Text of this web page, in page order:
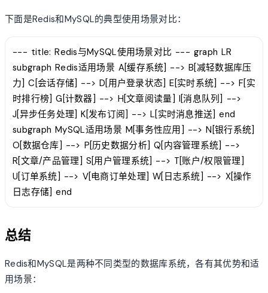
下面是Redis和MySQL的典型使用场景对比：
--- title: Redis与MySQL使用场景对比 --- graph LR
subgraph Redis适用场景 A[缓存系统] --> B[减轻数据库压
力] C[会话存储] --> D[用户登录状态] E[实时系统] --> F[实
时排行榜] G[计数器] --> H[文章阅读量] I[消息队列] -->
J[异步任务处理] K[发布订阅] --> L[实时消息推送] end
subgraph MySQL适用场景 M[事务性应用] --> N[银行系统]
O[数据仓库] --> P[历史数据分析] Q[内容管理系统] -->
R[文章/产品管理] S[用户管理系统] --> T[账户/权限管理]
U[订单系统] --> V[电商订单处理] W[日志系统] --> X[操作
日志存储] end
总结
Redis和MySQL是两种不同类型的数据库系统，各有其优势和适
用场景：